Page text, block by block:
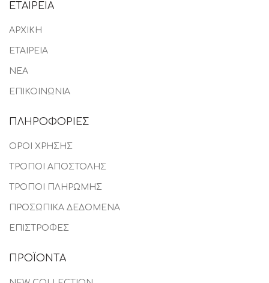
ΕΤΑΙΡΕΙΑ
ΑΡΧΙΚΗ
ΕΤΑΙΡΕΙΑ
ΝΕΑ
ΕΠΙΚΟΙΝΩΝΙΑ
ΠΛΗΡΟΦΟΡΙΕΣ
ΟΡΟΙ ΧΡΗΣΗΣ
ΤΡΟΠΟΙ ΑΠΟΣΤΟΛΗΣ
ΤΡΟΠΟΙ ΠΛΗΡΩΜΗΣ
ΠΡΟΣΩΠΙΚΑ ΔΕΔΟΜΕΝΑ
ΕΠΙΣΤΡΟΦΕΣ
ΠΡΟΪΟΝΤΑ